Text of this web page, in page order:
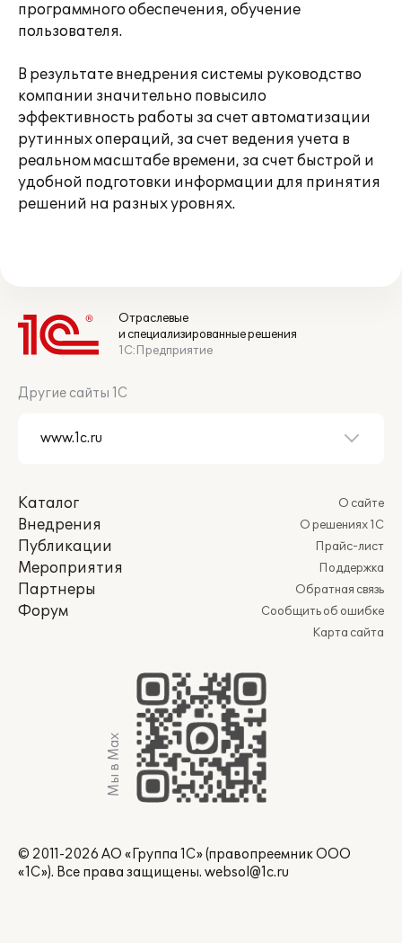
программного обеспечения, обучение
пользователя.
В результате внедрения системы руководство
компании значительно повысило
эффективность работы за счет автоматизации
рутинных операций, за счет ведения учета в
реальном масштабе времени, за счет быстрой и
удобной подготовки информации для принятия
решений на разных уровнях.
Отраслевые
и специализированные решения
1С:Предприятие
Другие сайты 1С
Каталог
Внедрения
Публикации
Мероприятия
Партнеры
Форум
О сайте
О решениях 1С
Прайс-лист
Поддержка
Обратная связь
Сообщить об ошибке
Карта сайта
Мы в Max
© 2011-2026 АО «Группа 1С» (правопреемник ООО
«1С»). Все права защищены. websol@1c.ru